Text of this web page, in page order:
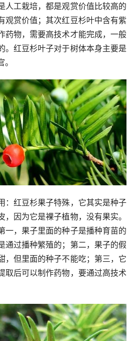
人工栽培，都是观赏价值比较高的
观赏价值；其次红豆杉叶中含有紫
药物，需要高技术才能完成，一般
。红豆杉叶子对于树体本身主要是
：红豆杉果子特殊，它其实是种子
因为它是裸子植物，没有果实。
一，果子里面的种子是播种育苗的
通过播种繁殖的；第二，果子的假
，但里面的种子不能吃；第三，它
取后可以制作药物，要通过高技术